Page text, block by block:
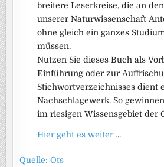
breitere Leserkreise, die an
unserer Naturwissenschaft
ohne gleich ein ganzes
müssen.
Nutzen Sie dieses Buch als
Einführung oder zur
Stichwortverzeichnisses dient
Nachschlagewerk. So
im riesigen Wissensgebiet der
Hier geht es weiter ...
Quelle: Ots